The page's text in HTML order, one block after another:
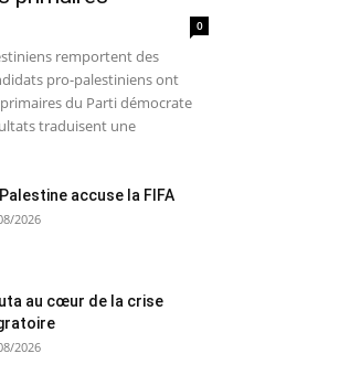
0
remportent des
pro-palestiniens ont
du Parti démocrate
traduisent une
accuse la FIFA
2026
au cœur de la crise
2026